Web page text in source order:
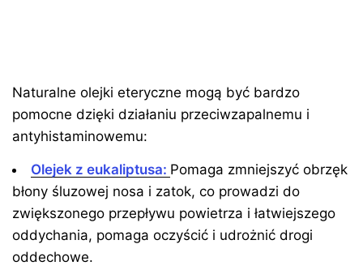
Naturalne olejki eteryczne mogą być bardzo
pomocne dzięki działaniu przeciwzapalnemu i
antyhistaminowemu:
Olejek z eukaliptusa: Pomaga zmniejszyć obrzęk
błony śluzowej nosa i zatok, co prowadzi do
zwiększonego przepływu powietrza i łatwiejszego
oddychania, pomaga oczyścić i udrożnić drogi
oddechowe.